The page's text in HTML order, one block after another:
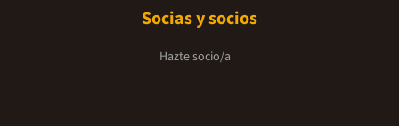
Socias y socios
Hazte socio/a